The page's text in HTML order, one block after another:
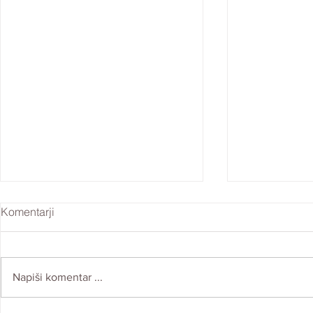
Kako bolje čutiti sebe? Ostati v
Komentarji
Napiši komentar ...